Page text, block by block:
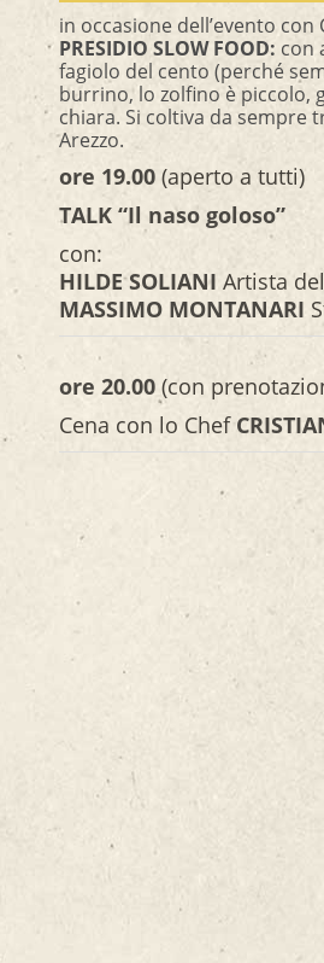
in occasione dell’evento con
PRESIDIO SLOW FOOD: con
fagiolo del cento (perché
burrino, lo zolfino è piccolo,
chiara. Si coltiva da sempre
Arezzo.
ore 19.00 (aperto a tutti)
TALK “Il naso goloso”
con:
HILDE SOLIANIArtista
MASSIMO MONTANARI
ore 20.00 (con
Cena con lo Chef